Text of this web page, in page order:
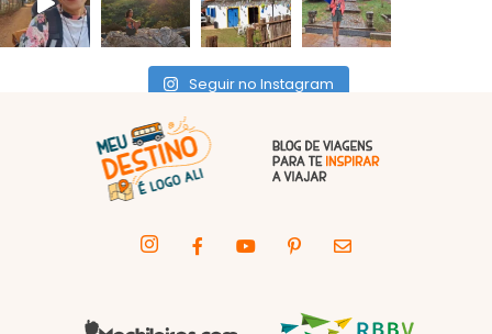
Seguir no Instagram